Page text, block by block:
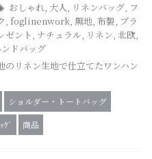
おしゃれ, 大人, リネンバッグ, フ
, foglinenwork, 無地, 布製, ブラ
ゼント, ナチュラル, リネン, 北欧,
ドバッグ
のリネン生地で仕立てたワンハン
ショルダー・トートバッグ
ｸﾞ
商品